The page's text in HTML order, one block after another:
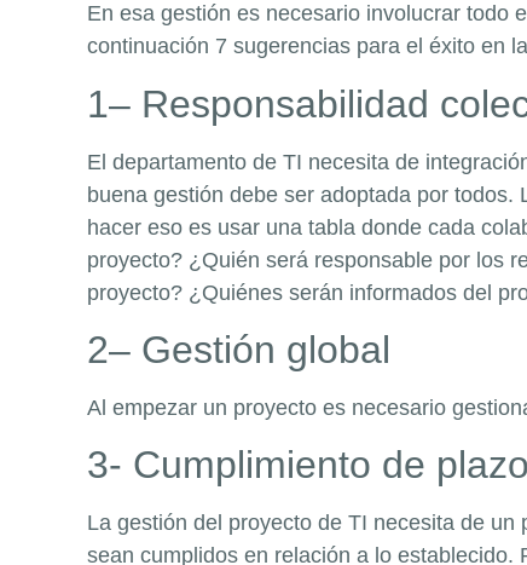
En esa gestión es necesario involucrar todo
continuación 7 sugerencias para el éxito en
1– Responsabilidad
El departamento de TI necesita de
buena gestión debe ser adoptada por
hacer eso es usar una tabla donde cada
proyecto? ¿Quién será responsable por los
proyecto? ¿Quiénes serán informados del
2– Gestión global
Al empezar un proyecto es necesario
3- Cumplimiento de
La gestión del proyecto de TI necesita de
sean cumplidos en relación a lo